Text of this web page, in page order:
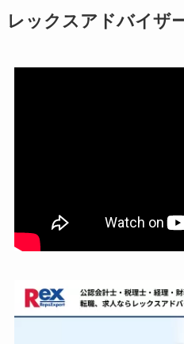
レックスアドバイザ